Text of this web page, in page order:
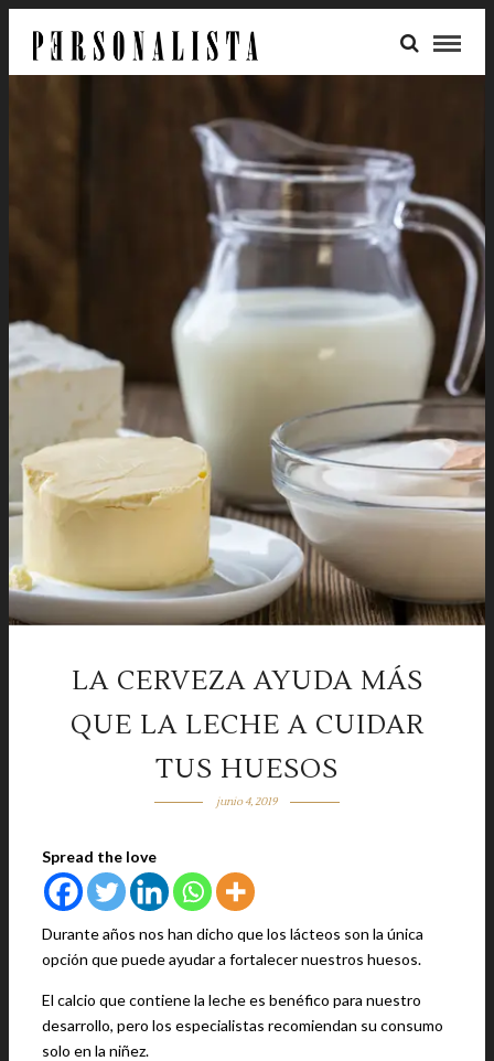
LA CERVEZA AYUDA MÁS
QUE LA LECHE A CUIDAR
TUS HUESOS
junio 4, 2019
Spread the love
Durante años nos han dicho que los lácteos son la única
opción que puede ayudar a fortalecer nuestros huesos.
El calcio que contiene la leche es benéfico para nuestro
desarrollo, pero los especialistas recomiendan su consumo
solo en la niñez.